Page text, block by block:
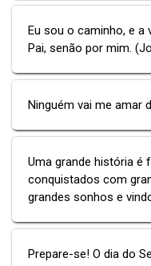
Eu sou o caminho, e a
Pai, senão por mim.
Ninguém vai me amar
Uma grande história é
conquistados com
grandes sonhos e
Prepare-se! O dia do